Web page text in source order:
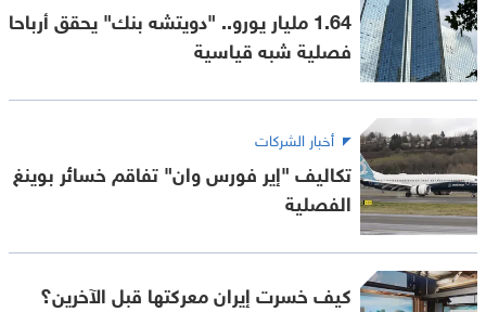
1.64 مليار يورو.. "دويتشه بنك" يحقق أرباحا
فصلية شبه قياسية
أخبار الشركات
تكاليف "إير فورس وان" تفاقم خسائر بوينغ
الفصلية
كيف خسرت إيران معركتها قبل الآخرين؟